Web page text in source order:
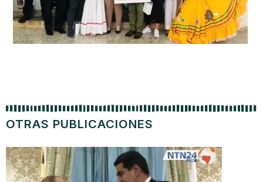
OTRAS PUBLICACIONES